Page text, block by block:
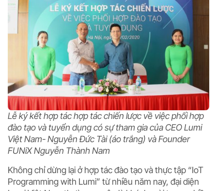
Lễ ký kết hợp tác hợp tác chiến lược về việc phối hợp
đào tạo và tuyển dụng có sự tham gia của CEO Lumi
Việt Nam- Nguyễn Đức Tài (áo trắng) và Founder
FUNiX Nguyễn Thành Nam
Không chỉ dừng lại ở hợp tác đào tạo và thực tập “IoT
Programming with Lumi” từ nhiều năm nay, đại diện